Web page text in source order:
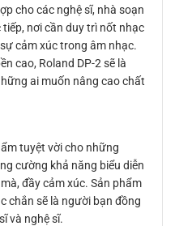
cho các nghệ sĩ, nhà soạn
nơi cần duy trì nốt nhạc
cảm xúc trong âm nhạc.
cao, Roland DP-2 sẽ là
ai muốn nâng cao chất
tuyệt vời cho những
cường khả năng biểu diễn
đầy cảm xúc. Sản phẩm
chắn sẽ là người bạn đồng
và nghệ sĩ.